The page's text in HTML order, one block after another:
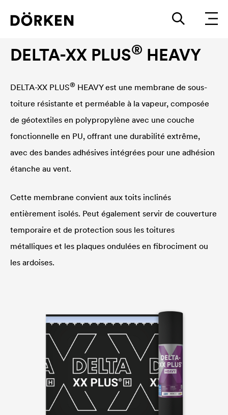
DELTA-XX PLUS® HEAVY
DELTA-XX PLUS® HEAVY est une membrane de sous-
toiture résistante et perméable à la vapeur, composée
de géotextiles en polypropylène avec une couche
fonctionnelle en PU, offrant une durabilité extrême,
avec des bandes adhésives intégrées pour une adhésion
étanche au vent.
Cette membrane convient aux toits inclinés
entièrement isolés. Peut également servir de couverture
temporaire et de protection sous les toitures
métalliques et les plaques ondulées en fibrociment ou
les ardoises.